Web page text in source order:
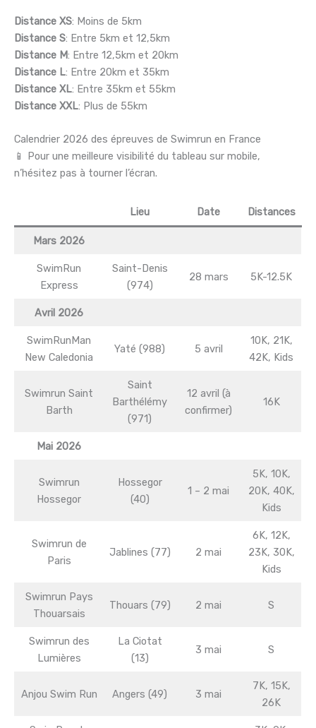
Distance XS: Moins de 5km
Distance S: Entre 5km et 12,5km
Distance M: Entre 12,5km et 20km
Distance L: Entre 20km et 35km
Distance XL: Entre 35km et 55km
Distance XXL: Plus de 55km
Calendrier 2026 des épreuves de Swimrun en France
📱 Pour une meilleure visibilité du tableau sur mobile,
n’hésitez pas à tourner l’écran.
Lieu Date Distances
Mars 2026
SwimRun
Express
Saint-Denis
(974)
28 mars 5K-12.5K
Avril 2026
SwimRunMan
New Caledonia
Yaté (988) 5 avril
10K, 21K,
42K, Kids
Swimrun Saint
Barth
Saint
Barthélémy
(971)
12 avril (à
confirmer)
16K
Mai 2026
Swimrun
Hossegor
Hossegor
(40)
1 – 2 mai
5K, 10K,
20K, 40K,
Kids
Swimrun de
Paris
Jablines (77) 2 mai
6K, 12K,
23K, 30K,
Kids
Swimrun Pays
Thouarsais
Thouars (79) 2 mai S
Swimrun des
Lumières
La Ciotat
(13)
3 mai S
Anjou Swim Run Angers (49) 3 mai
7K, 15K,
26K